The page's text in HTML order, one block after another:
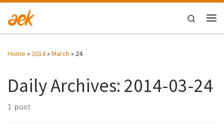
Skip to content
Search
Home » 2014»March » 24
Daily Archives: 2014-03-24
1 post